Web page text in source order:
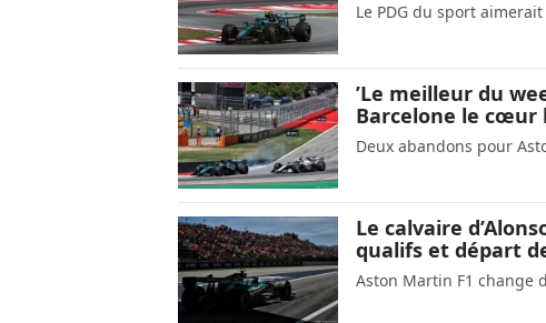
Le PDG du sport
’Le meilleur du
Barcelone le cœur
Deux abandons pour
Le calvaire
qualifs et départ
Aston Martin F1 change